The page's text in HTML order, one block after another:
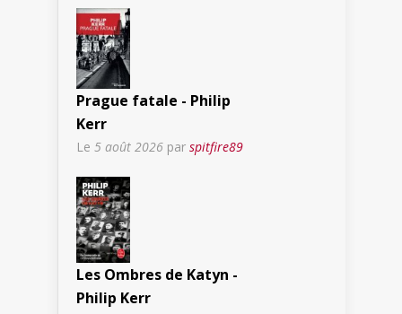
Prague fatale - Philip
Kerr
Le 5 août 2026 par spitfire89
Les Ombres de Katyn -
Philip Kerr